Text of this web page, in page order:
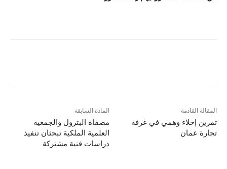
المادة السابقة
مصفاة البترول والجمعية
العلمية الملكية تبحثان تنفيذ
دراسات فنية مشتركة
المقالة القادمة
تمرين إخلاء وهمي في غرفة
تجارة عمان